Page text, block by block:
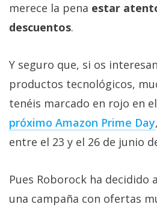
Informático
(CC) 2006-
reservados
merece la pena estar
descuentos.
Y seguro que, si os
productos tecnológicos,
tenéis marcado en rojo en
próximo Amazon Prime Day
entre el 23 y el 26 de junio
Pues Roborock ha decidido
una campaña con ofertas